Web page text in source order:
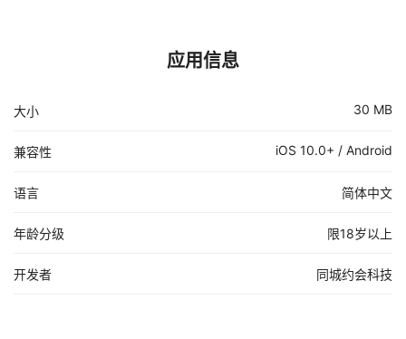
应用信息
大小 30 MB
兼容性 iOS 10.0+ / Android
语言 简体中文
年龄分级 限18岁以上
开发者 同城约会科技